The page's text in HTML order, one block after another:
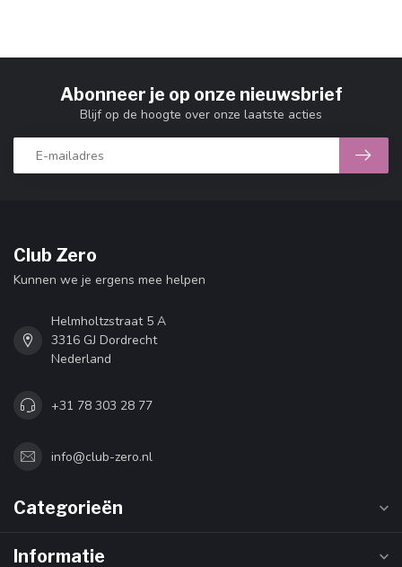
Abonneer je op onze nieuwsbrief
Blijf op de hoogte over onze laatste acties
Club Zero
Kunnen we je ergens mee helpen
Helmholtzstraat 5 A
3316 GJ Dordrecht
Nederland
+31 78 303 28 77
info@club-zero.nl
Categorieën
Informatie